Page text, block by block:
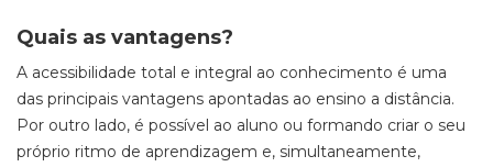
Quais as vantagens?
A acessibilidade total e integral ao conhecimento é uma
das principais vantagens apontadas ao ensino a distância.
Por outro lado, é possível ao aluno ou formando criar o seu
próprio ritmo de aprendizagem e, simultaneamente,